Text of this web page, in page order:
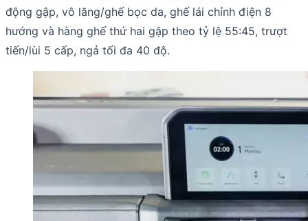
động gập, vô lăng/ghế bọc da, ghế lái chỉnh điện 8
hướng và hàng ghế thứ hai gập theo tỷ lệ 55:45, trượt
tiến/lùi 5 cấp, ngả tối đa 40 độ.